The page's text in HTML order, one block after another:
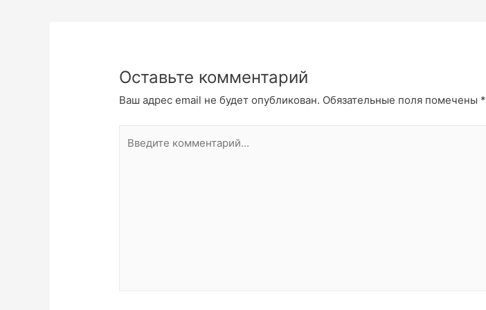
Оставьте комментарий
Ваш адрес email не будет опубликован. Обязательные поля помечены *